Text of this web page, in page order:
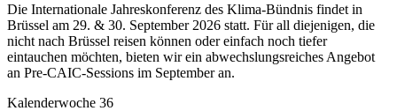
Die Internationale Jahreskonferenz des Klima-Bündnis findet in
Brüssel am 29. & 30. September 2026 statt. Für all diejenigen, die
nicht nach Brüssel reisen können oder einfach noch tiefer
eintauchen möchten, bieten wir ein abwechslungsreiches Angebot
an Pre-CAIC-Sessions im September an.
Kalenderwoche 36